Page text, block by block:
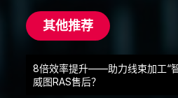
其他推荐
8倍效率提升——助力线束加工“
威图RAS售后？